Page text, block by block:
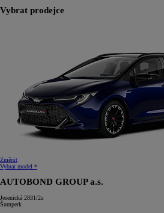
Vybrat prodejce
Změnit
Vybrat model *
AUTOBOND GROUP a.s.
Jesenická 2831/2a
Šumperk